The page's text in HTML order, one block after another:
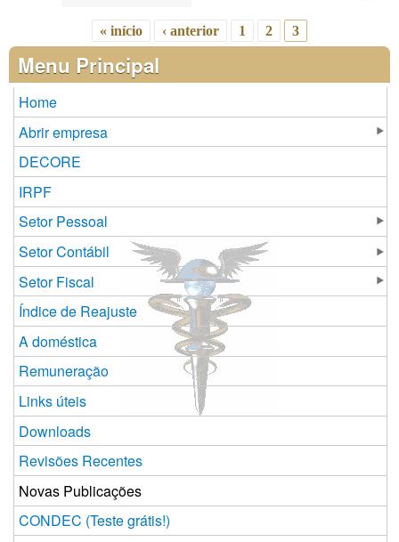
Páginas
« início ‹ anterior 1 2 3
Menu Principal
Home
Abrir empresa
DECORE
IRPF
Setor Pessoal
Setor Contábil
Setor Fiscal
Índice de Reajuste
A doméstica
Remuneração
Links úteis
Downloads
Revisões Recentes
Novas Publicações
CONDEC (Teste grátis!)